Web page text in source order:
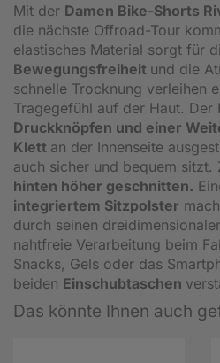
Mit der Damen Bike-Shorts
die nächste Offroad-Tour
elastisches Material sorgt für
Bewegungsfreiheit und die
schnelle Trocknung verleihen
Tragegefühl auf der Haut. Der
Druckknöpfen und einer
Klett an der Innenseite
auch sicher und bequem sitzt.
hinten höher geschnitten.
integriertem Sitzpolster
durch seinen
nahtfreie Verarbeitung beim
Snacks, Gels oder das
beiden Einschubtaschen
Das könnte Ihnen auch